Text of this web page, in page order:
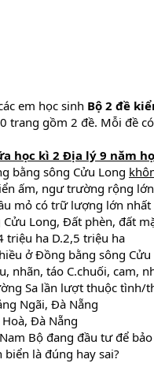
em học sinh Bộ 2 đề
trang gồm 2 đề. Mỗi đề
học kì 2 Địa lý 9 năm
bằng sông Cửu Long
ấm, ngư trường rộng lớn
mỏ có trữ lượng lớn
Long, Đất phèn, đất
triệu ha D.2,5 triệu ha
ở Đồng bằng sông Cửu
nhãn, táo C.chuối, cam,
Sa lần lượt thuộc tình/
Ngãi, Đà Nẵng
Đà Nẵng
Bộ đang đầu tư để
là đúng hay sai?